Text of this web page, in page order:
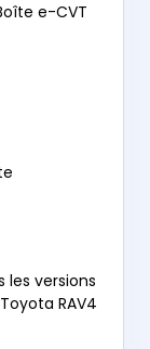
e-CVT
les versions
RAV4